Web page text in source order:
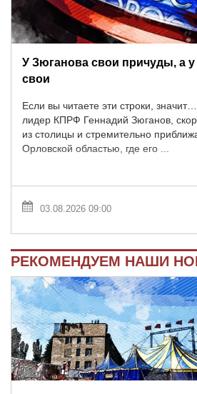
У Зюганова свои причуды, а
свои
Если вы читаете эти строки,
лидер КПРФ Геннадий Зюганов,
из столицы и стремительно
Орловской областью, где его ...
03.08.2026 09:00
РЕКОМЕНДУЕМ НАШИ